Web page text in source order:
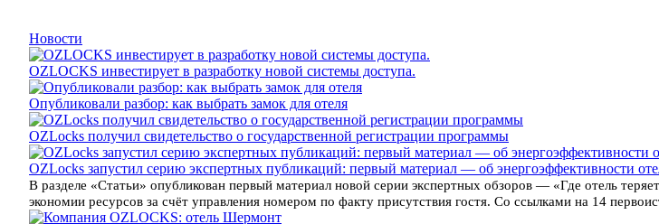
Новости
OZLOCKS инвестирует в разработку новой системы доступа.
Опубликовали разбор: как выбрать замок для отеля
OZLocks получил свидетельство о государственной регистрации программы
OZLocks запустил серию экспертных публикаций: первый материал — об энергоэффективности
В разделе «Статьи» опубликован первый материал новой серии экспертных обзоров — «Где отель
экономии ресурсов за счёт управления номером по факту присутствия гостя. Со ссылками на 14